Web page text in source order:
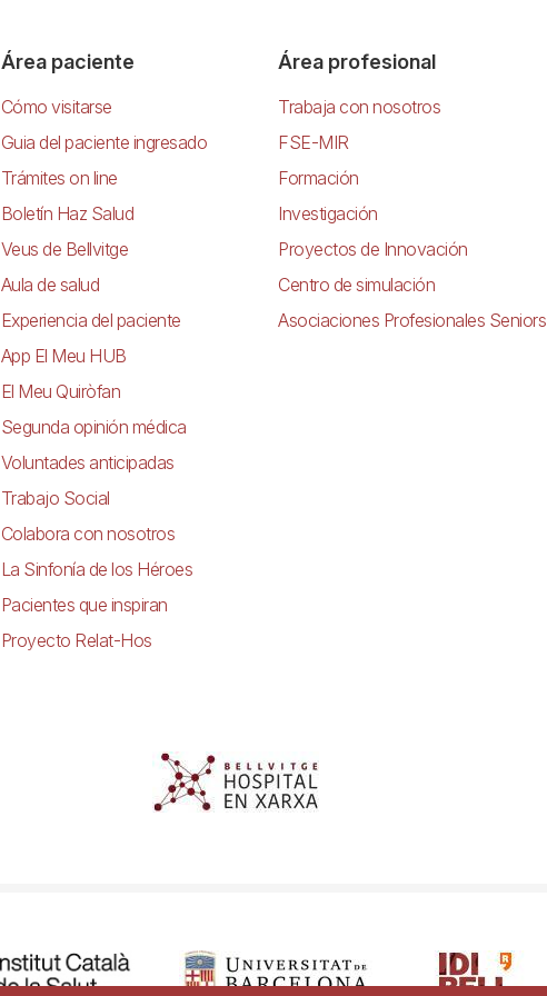
Área paciente
Cómo visitarse
Guia del paciente ingresado
Trámites on line
Boletín Haz Salud
Veus de Bellvitge
Aula de salud
Experiencia del paciente
App El Meu HUB
El Meu Quiròfan
Segunda opinión médica
Voluntades anticipadas
Trabajo Social
Colabora con nosotros
La Sinfonía de los Héroes
Pacientes que inspiran
Proyecto Relat-Hos
Área profesional
Trabaja con nosotros
FSE-MIR
Formación
Investigación
Proyectos de Innovación
Centro de simulación
Asociaciones Profesionales Seniors